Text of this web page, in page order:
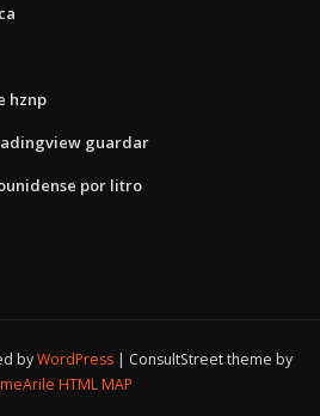
hznp
guardar
por litro
byWordPress
ConsultStreet theme by
HTML MAP